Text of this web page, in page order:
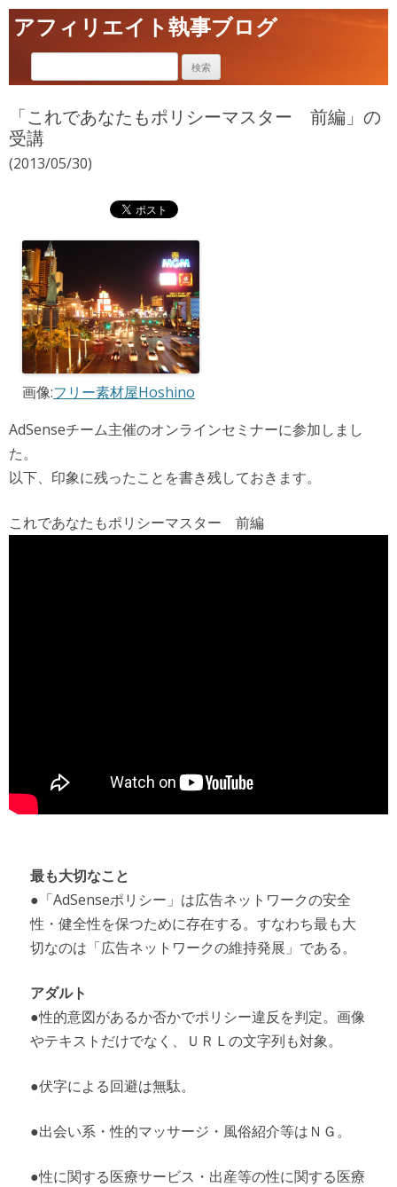
アフィリエイト執事ブログ
「これであなたもポリシーマスター 前編」の
受講
(2013/05/30)
画像:フリー素材屋Hoshino
AdSenseチーム主催のオンラインセミナーに参加しまし
た。
以下、印象に残ったことを書き残しておきます。
これであなたもポリシーマスター 前編
最も大切なこと
●「AdSenseポリシー」は広告ネットワークの安全
性・健全性を保つために存在する。すなわち最も大
切なのは「広告ネットワークの維持発展」である。
アダルト
●性的意図があるか否かでポリシー違反を判定。画像
やテキストだけでなく、ＵＲＬの文字列も対象。
●伏字による回避は無駄。
●出会い系・性的マッサージ・風俗紹介等はＮＧ。
●性に関する医療サービス・出産等の性に関する医療